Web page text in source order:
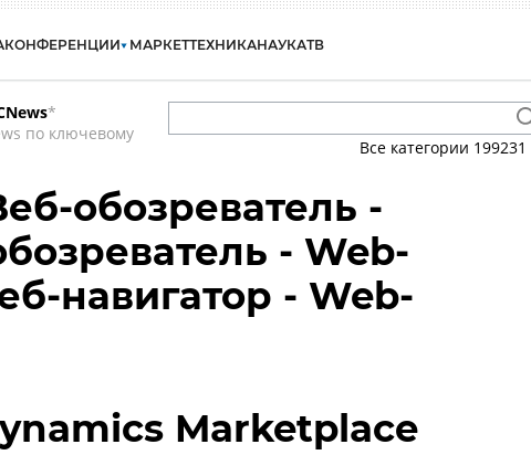
КОНФЕРЕНЦИИ МАРКЕТТЕХНИКАНАУКАТВ
*
по ключевому
Все категории 199231
обозреватель -
- Web-
навигатор - Web-
Marketplace